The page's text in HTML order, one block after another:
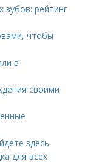
зубов: рейтинг
чтобы
в
своими
здесь
для всех